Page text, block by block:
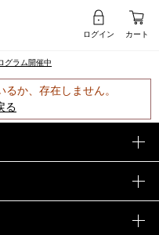
ログイン カート
グラム開催中
か、存在しません。
る